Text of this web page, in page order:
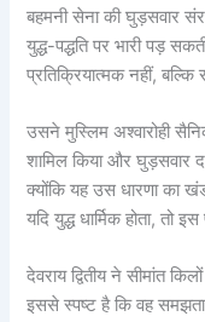
बहमनी सेना की घुड़सवार
युद्ध-पद्धति पर भारी पड़
प्रतिक्रियात्मक नहीं, बल्कि
उसने मुस्लिम अश्वारोही
शामिल किया और घुड़सवार
क्योंकि यह उस धारणा का
यदि युद्ध धार्मिक होता, तो
देवराय द्वितीय ने सीमांत
इससे स्पष्ट है कि वह